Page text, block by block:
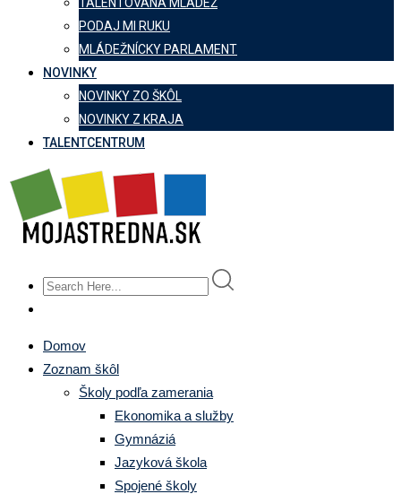
PODAJ MI RUKU
MLÁDEŽNÍCKY PARLAMENT
NOVINKY
NOVINKY ZO ŠKÔL
NOVINKY Z KRAJA
TALENTCENTRUM
Domov
Zoznam škôl
Školy podľa zamerania
Ekonomika a služby
Gymnáziá
Jazyková škola
Spojené školy